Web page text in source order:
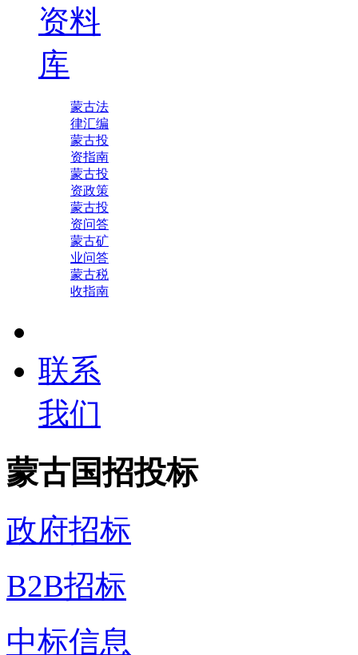
资料
库
蒙古法
律汇编
蒙古投
资指南
蒙古投
资政策
蒙古投
资问答
蒙古矿
业问答
蒙古税
收指南
联系
我们
蒙古国招投标
政府招标
B2B招标
中标信息